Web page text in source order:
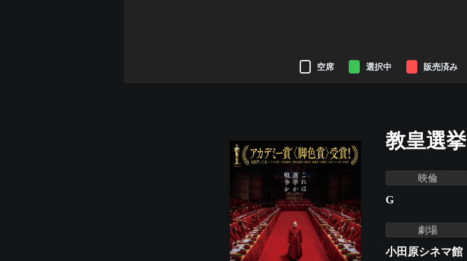
空席 選択中 販売済み
教皇選挙
映倫
G
劇場
小田原シネマ館